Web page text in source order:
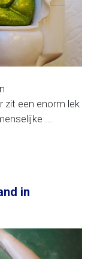
zit een enorm lek
...
in